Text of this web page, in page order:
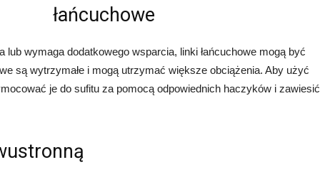
łańcuchowe
wymaga dodatkowego wsparcia, linki łańcuchowe mogą być
są wytrzymałe i mogą utrzymać większe obciążenia. Aby użyć
je do sufitu za pomocą odpowiednich haczyków i zawiesić